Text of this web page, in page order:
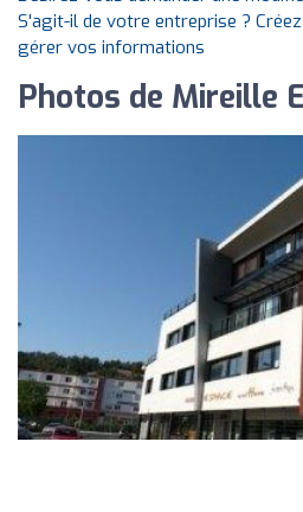
S'agit-il de votre entreprise ?
gérer vos informations
Photos de Mireille